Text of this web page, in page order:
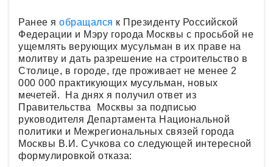
Ранее я обращался к Президенту Российской
Федерации и Мэру города Москвы с просьбой не
ущемлять верующих мусульман в их праве на
молитву и дать разрешение на строительство в
Столице, в городе, где проживает не менее 2
000 000 практикующих мусульман, новых
мечетей. На днях я получил ответ из
Правительства Москвы за подписью
руководителя Департамента Национальной
политики и Межрегиональных связей города
Москвы В.И. Сучкова со следующей интересной
формулировкой отказа: